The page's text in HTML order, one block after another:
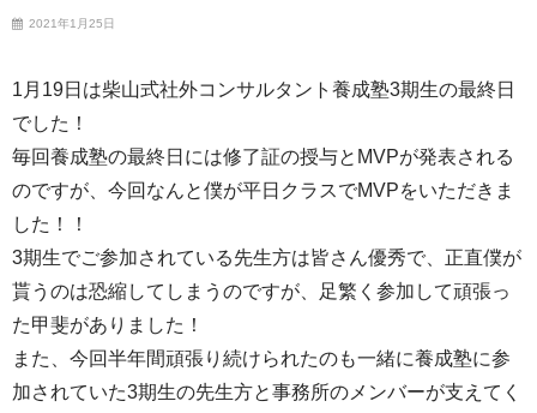
2021年1月25日
1月19日は柴山式社外コンサルタント養成塾3期生の最終日
でした！
毎回養成塾の最終日には修了証の授与とMVPが発表される
のですが、今回なんと僕が平日クラスでMVPをいただきま
した！！
3期生でご参加されている先生方は皆さん優秀で、正直僕が
貰うのは恐縮してしまうのですが、足繁く参加して頑張っ
た甲斐がありました！
また、今回半年間頑張り続けられたのも一緒に養成塾に参
加されていた3期生の先生方と事務所のメンバーが支えてく